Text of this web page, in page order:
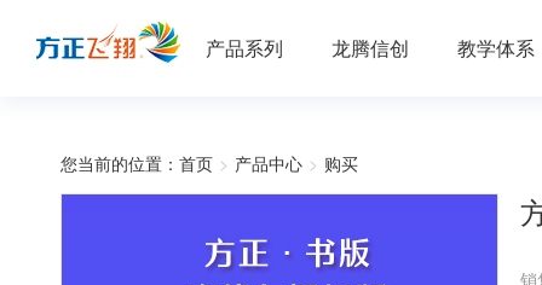
产品系列 龙腾信创 教学体系
您当前的位置： 首页 > 产品中心 > 购买
销